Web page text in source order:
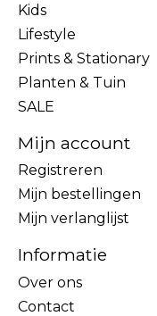
Kids
Lifestyle
Prints & Stationary
Planten & Tuin
SALE
Mijn account
Registreren
Mijn bestellingen
Mijn verlanglijst
Informatie
Over ons
Contact